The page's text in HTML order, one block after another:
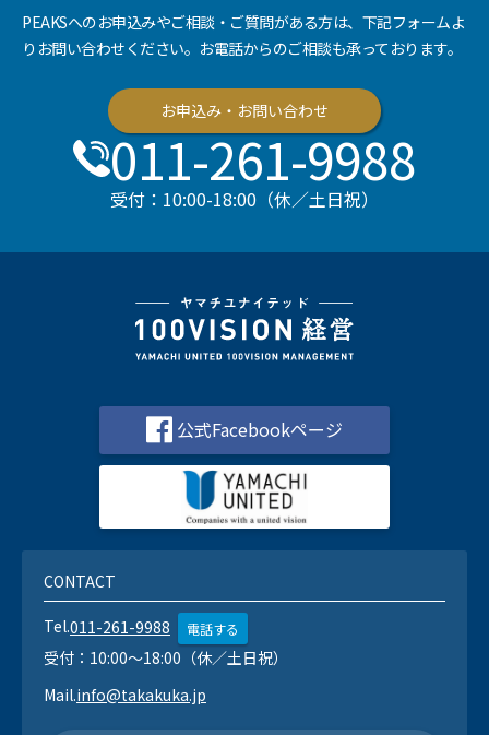
PEAKSへのお申込みやご相談・ご質問がある方は、下記フォームよ
りお問い合わせください。お電話からのご相談も承っております。
お申込み・お問い合わせ
011-261-9988
受付：10:00-18:00（休／土日祝）
公式Facebookページ
CONTACT
Tel.011-261-9988 電話する
受付：10:00～18:00（休／土日祝）
Mail.info@takakuka.jp